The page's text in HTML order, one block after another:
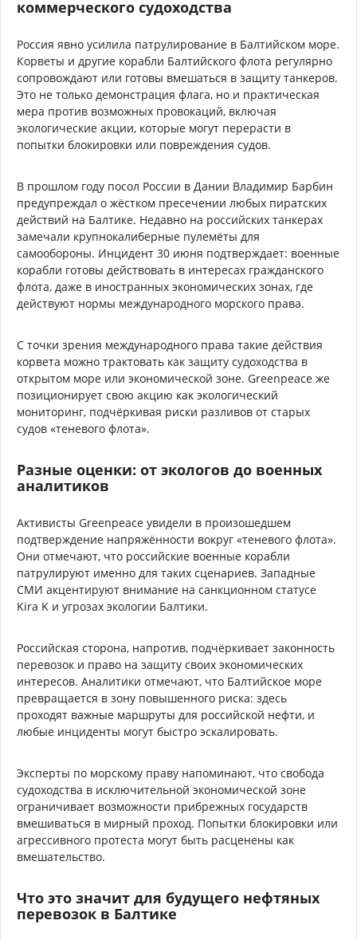
коммерческого судоходства
Россия явно усилила патрулирование в Балтийском море.
Корветы и другие корабли Балтийского флота регулярно
сопровождают или готовы вмешаться в защиту танкеров.
Это не только демонстрация флага, но и практическая
мера против возможных провокаций, включая
экологические акции, которые могут перерасти в
попытки блокировки или повреждения судов.
В прошлом году посол России в Дании Владимир Барбин
предупреждал о жёстком пресечении любых пиратских
действий на Балтике. Недавно на российских танкерах
замечали крупнокалиберные пулемёты для
самообороны. Инцидент 30 июня подтверждает: военные
корабли готовы действовать в интересах гражданского
флота, даже в иностранных экономических зонах, где
действуют нормы международного морского права.
С точки зрения международного права такие действия
корвета можно трактовать как защиту судоходства в
открытом море или экономической зоне. Greenpeace же
позиционирует свою акцию как экологический
мониторинг, подчёркивая риски разливов от старых
судов «теневого флота».
Разные оценки: от экологов до военных
аналитиков
Активисты Greenpeace увидели в произошедшем
подтверждение напряжённости вокруг «теневого флота».
Они отмечают, что российские военные корабли
патрулируют именно для таких сценариев. Западные
СМИ акцентируют внимание на санкционном статусе
Kira K и угрозах экологии Балтики.
Российская сторона, напротив, подчёркивает законность
перевозок и право на защиту своих экономических
интересов. Аналитики отмечают, что Балтийское море
превращается в зону повышенного риска: здесь
проходят важные маршруты для российской нефти, и
любые инциденты могут быстро эскалировать.
Эксперты по морскому праву напоминают, что свобода
судоходства в исключительной экономической зоне
ограничивает возможности прибрежных государств
вмешиваться в мирный проход. Попытки блокировки или
агрессивного протеста могут быть расценены как
вмешательство.
Что это значит для будущего нефтяных
перевозок в Балтике